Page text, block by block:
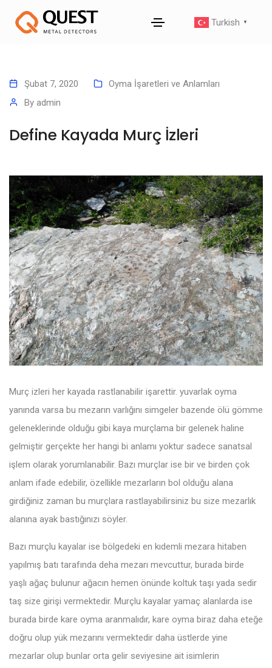
Turkish ▼
Şubat 7, 2020
Oyma İşaretleri ve Anlamları
By admin
Define Kayada Murç İzleri
Murç izleri her kayada rastlanabilir işarettir. yuvarlak oyma
yanında varsa bu mezarın varlığını simgeler bazende ölü gömme
geleneklerinde olduğu gibi kaya murçlama bir gelenek haline
gelmiştir gerçekte her hangi bi anlamı yoktur sadece sanatsal
işlem olarak yorumlanabilir. Bazı murçlar ise bir ve birden çok
anlam ifade edebilir, özellikle mezarların bol olduğu alana
girdiğiniz zaman bu murçlara rastlayabilirsiniz bu size mezarlık
alanına ayak bastığınızı söyler.
Bazı murçlu kayalar ise bölgedeki en kıdemli mezara hitaben
yapılmış batı tarafında deha mezarı mevcuttur, burada birde
yaşlı ağaç bulunur ağacın hemen önünde koltuk taşı yada sedir
taş size girişi vermektedir. Murçlu kayalar yamaç alanlarda ise
burada birde kare oyma aranmalıdır, kare oyma biraz daha eteğe
doğru olup yük mezarını vermektedir daha üstlerde yine
mezarlar olup bunlar orta gelir seviyesine ait isimlerin